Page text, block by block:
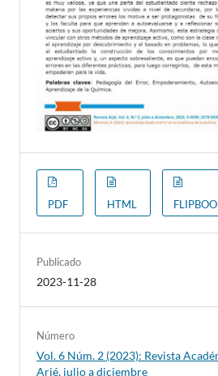
PDF HTML
Publicado
2023-11-28
Número
Vol. 6 Núm. 2 (2023): Revista
Arjé, julio a diciembre